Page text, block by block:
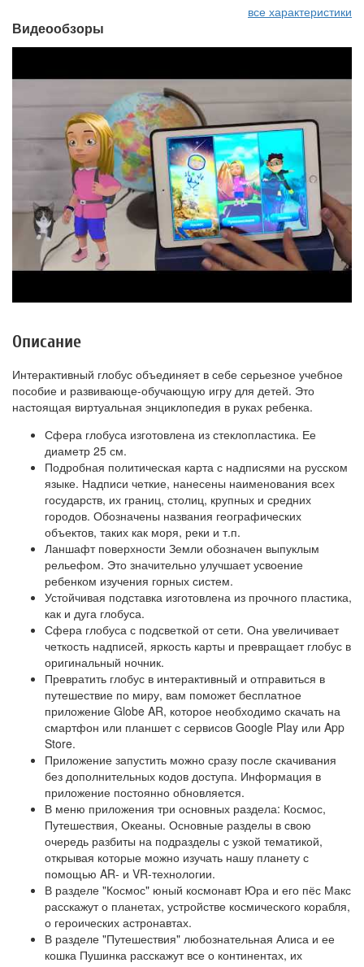
все характеристики
Видеообзоры
Описание
Интерактивный глобус объединяет в себе серьезное учебное
пособие и развивающе-обучающую игру для детей. Это
настоящая виртуальная энциклопедия в руках ребенка.
Сфера глобуса изготовлена из стеклопластика. Ее
диаметр 25 см.
Подробная политическая карта с надписями на русском
языке. Надписи четкие, нанесены наименования всех
государств, их границ, столиц, крупных и средних
городов. Обозначены названия географических
объектов, таких как моря, реки и т.п.
Ланшафт поверхности Земли обозначен выпуклым
рельефом. Это значительно улучшает усвоение
ребенком изучения горных систем.
Устойчивая подставка изготовлена из прочного пластика,
как и дуга глобуса.
Сфера глобуса с подсветкой от сети. Она увеличивает
четкость надписей, яркость карты и превращает глобус в
оригинальный ночник.
Превратить глобус в интерактивный и отправиться в
путешествие по миру, вам поможет бесплатное
приложение Globe AR, которое необходимо скачать на
смартфон или планшет с сервисов Google Play или App
Store.
Приложение запустить можно сразу после скачивания
без дополнительных кодов доступа. Информация в
приложение постоянно обновляется.
В меню приложения три основных раздела: Космос,
Путешествия, Океаны. Основные разделы в свою
очередь разбиты на подразделы с узкой тематикой,
открывая которые можно изучать нашу планету с
помощью AR- и VR-технологии.
В разделе "Космос" юный космонавт Юра и его пёс Макс
расскажут о планетах, устройстве космического корабля,
о героических астронавтах.
В разделе "Путешествия" любознательная Алиса и ее
кошка Пушинка расскажут все о континентах, их